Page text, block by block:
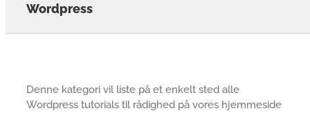
Wordpress
Denne kategori vil liste på et enkelt sted alle
Wordpress tutorials til rådighed på vores hjemmeside